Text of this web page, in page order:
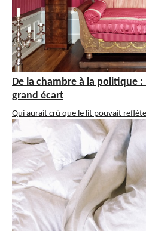
De la chambre à la politique :
grand écart
Qui aurait crû que le lit pouvait